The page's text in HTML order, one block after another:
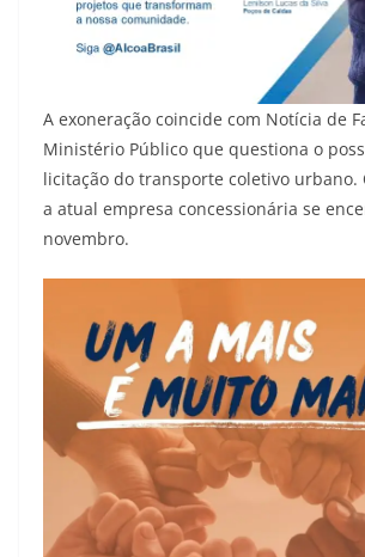
A exoneração coincide com Notícia de
Ministério Público que questiona o
licitação do transporte coletivo urbano.
a atual empresa concessionária se
novembro.